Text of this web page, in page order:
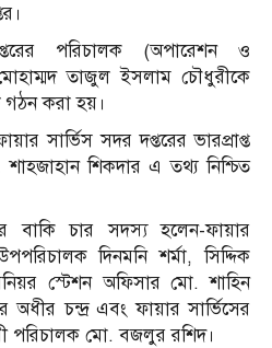
পরিচালক (অপারেশন ও
তাজুল ইসলাম চৌধুরীকে
গঠন করা হয়।
সার্ভিস সদর দপ্তরের ভারপ্রাপ্ত
শিকদার এ তথ্য নিশ্চিত
বাকি চার সদস্য হলেন-ফায়ার
দিনমনি শর্মা, সিদ্দিক
স্টেশন অফিসার মো. শাহিন
চন্দ্র এবং ফায়ার সার্ভিসের
পরিচালক মো. বজলুর রশিদ।